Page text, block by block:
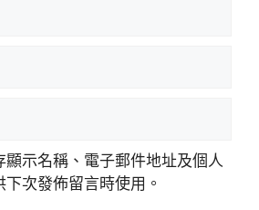
顯示名稱、電子郵件地址及個人
次發佈留言時使用。